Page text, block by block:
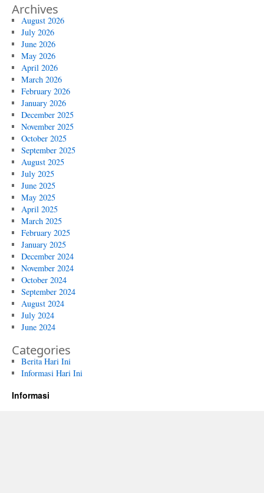
Archives
August 2026
July 2026
June 2026
May 2026
April 2026
March 2026
February 2026
January 2026
December 2025
November 2025
October 2025
September 2025
August 2025
July 2025
June 2025
May 2025
April 2025
March 2025
February 2025
January 2025
December 2024
November 2024
October 2024
September 2024
August 2024
July 2024
June 2024
Categories
Berita Hari Ini
Informasi Hari Ini
Informasi